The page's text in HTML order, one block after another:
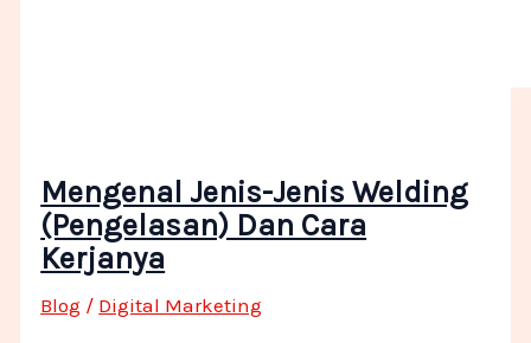
Mengenal Jenis-Jenis Welding
(Pengelasan) Dan Cara
Kerjanya
Blog / Digital Marketing